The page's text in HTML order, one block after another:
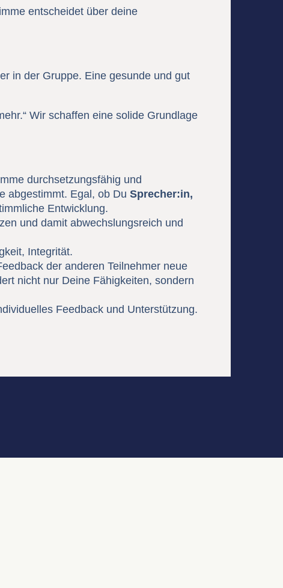
entscheidet über deine
in der Gruppe. Eine gesunde und gut
Wir schaffen eine solide Grundlage
durchsetzungsfähig und
abgestimmt. Egal, ob Du Sprecher:in,
Entwicklung.
und damit abwechslungsreich und
Integrität.
der anderen Teilnehmer neue
nicht nur Deine Fähigkeiten, sondern
Feedback und Unterstützung.